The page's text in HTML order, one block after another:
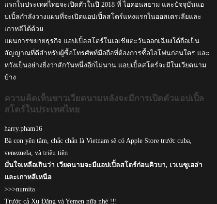
แรกในประเทศไทยจะเปิดตัวในปี 2018 ที่ ไอคอนสยาม และปัจจุบันแอ
ปเปิ้ลกำลังวางแผนที่จะเปิดแอปเปิ้ลสโตร์แห่งแรกในออสเตรเลียและ
เกาหลีใต้ด้วย
แผนการขยายธุรกิจ แอปเปิ้ลสโตร์ในเอเชียตะวันออกเฉียงใต้ถือเป็น
สัญญาณที่ดีสำหรับผู้ซื้อโทรศัพท์มือถือที่ต้องการซื้อไอโฟนก่อนใคร และ
หวังเป็นอย่างยิ่งว่าสักวันหนึ่งอีกไม่นาน แอปเปิ้ลสโตร์จะมีในเวียดนาม
บ้าง
ความคิดเห็นชาวเวียดนามหลังจะมีการเปิดตัวแอปเปิ้ล
สโตร์ในประเทศไทย
harry.pham16
Bà con yên tâm, chắc chắn là Vietnam sẽ có Apple Store trước cuba,
venezuela, và triều tiên
มั่นใจเหลือเกินว่า เวียดนามจะมีแอปเปิ้ลสโตร์ก่อนคิวบา, เวเนซูเอล่า
และเกาหลีเหนือ
>>>numita
Trước cả Xu Đăng và Yemen nữa nhé !!!